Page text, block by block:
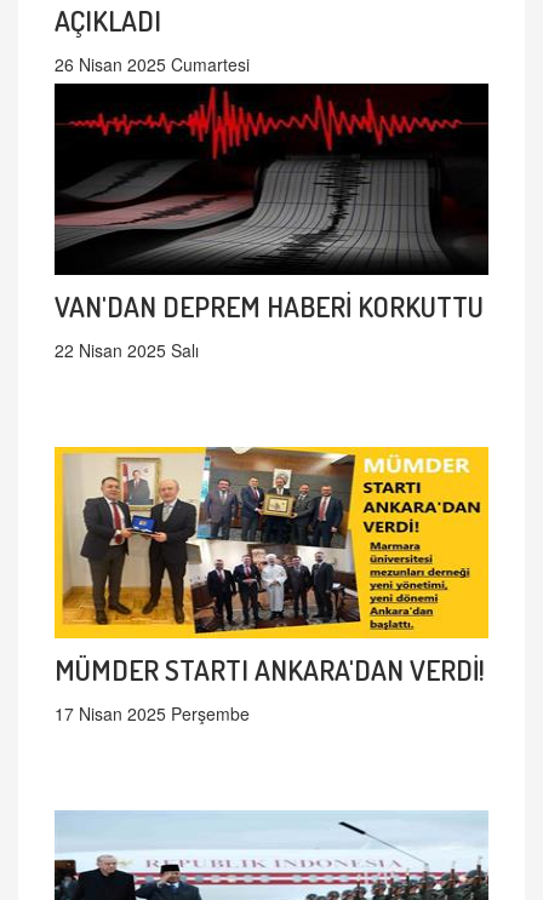
AÇIKLADI
26 Nisan 2025 Cumartesi
VAN'DAN DEPREM HABERİ KORKUTTU
22 Nisan 2025 Salı
MÜMDER STARTI ANKARA'DAN VERDİ!
17 Nisan 2025 Perşembe